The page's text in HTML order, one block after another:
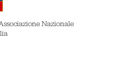
Nazionale